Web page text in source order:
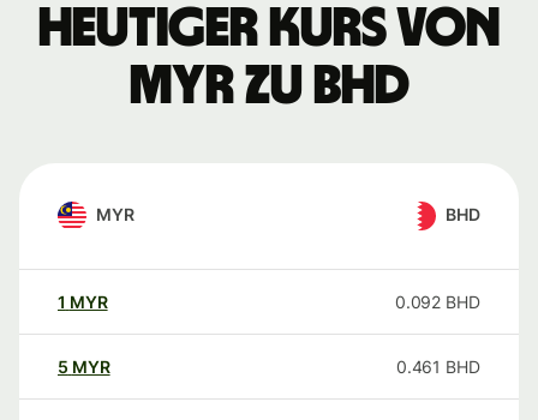
Heutiger Kurs von
MYR zu BHD
MYR BHD
1 MYR 0.092 BHD
5 MYR 0.461 BHD